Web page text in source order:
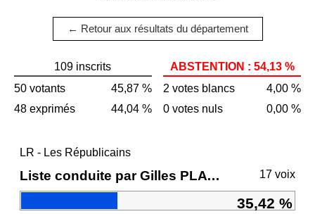
← Retour aux résultats du département
109 inscrits
50 votants
45,87 %
48 exprimés
44,04 %
ABSTENTION : 54,13 %
2 votes blancs
4,00 %
0 votes nuls
0,00 %
LR - Les Républicains
Liste conduite par Gilles PLATRET 17 voix
35,42 %